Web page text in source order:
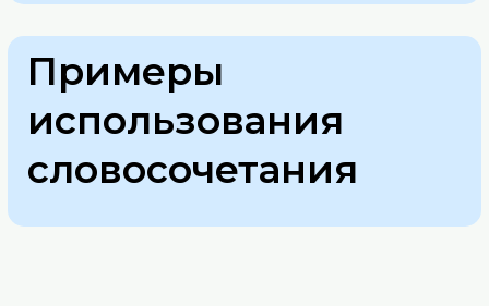
Примеры
использования
словосочетания